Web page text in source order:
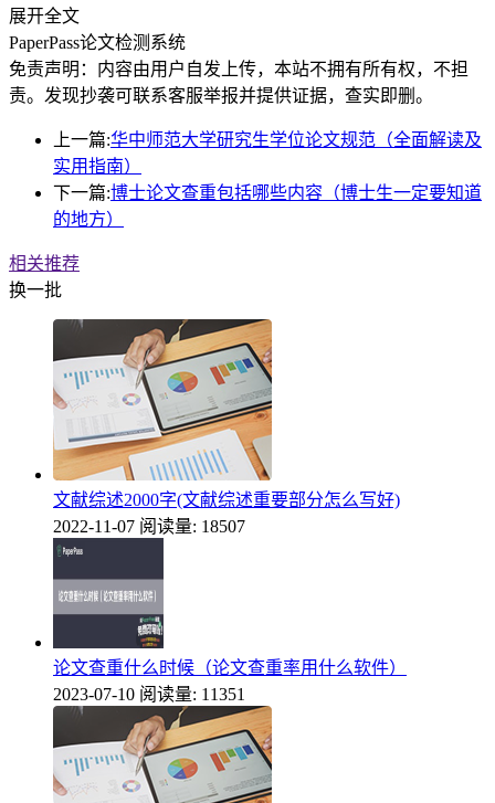
展开全文
PaperPass论文检测系统
免责声明：内容由用户自发上传，本站不拥有所有权，不担
责。发现抄袭可联系客服举报并提供证据，查实即删。
上一篇:华中师范大学研究生学位论文规范（全面解读及
实用指南）
下一篇:博士论文查重包括哪些内容（博士生一定要知道
的地方）
相关推荐
换一批
文献综述2000字(文献综述重要部分怎么写好)
2022-11-07 阅读量: 18507
论文查重什么时候（论文查重率用什么软件）
2023-07-10 阅读量: 11351